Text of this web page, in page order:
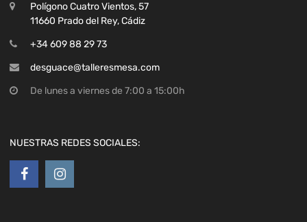
Polígono Cuatro Vientos, 57
11660 Prado del Rey, Cádiz
+34 609 88 29 73
desguace@talleresmesa.com
De lunes a viernes de 7:00 a 15:00h
NUESTRAS REDES SOCIALES: